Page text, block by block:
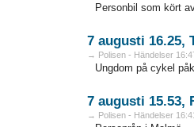
Personbil som kört
7 augusti 16.25,
→ Polisen - Händelser
Ungdom på cykel
7 augusti 15.53,
→ Polisen - Händelser